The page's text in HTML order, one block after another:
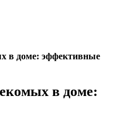
в доме: эффективные
в доме: